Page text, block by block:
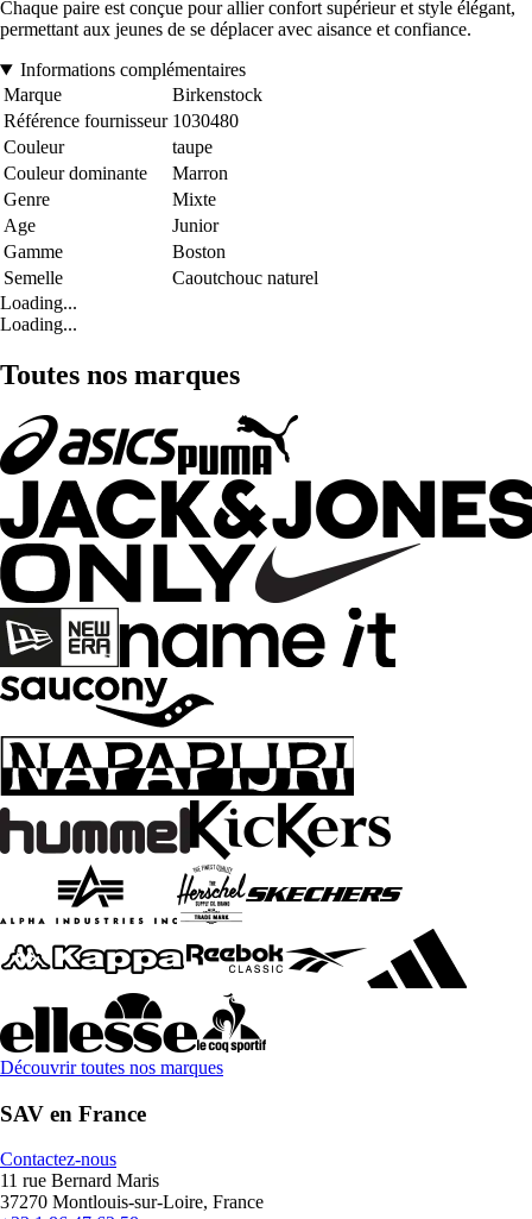
Chaque paire est conçue pour allier confort supérieur et style élégant,
permettant aux jeunes de se déplacer avec aisance et confiance.
Informations complémentaires
Marque
Birkenstock
Référence fournisseur 1030480
Couleur
taupe
Couleur dominante
Marron
Genre
Mixte
Age
Junior
Gamme
Boston
Semelle
Caoutchouc naturel
Loading...
Loading...
Toutes nos marques
Découvrir toutes nos marques
SAV en France
Contactez-nous
11 rue Bernard Maris
37270 Montlouis-sur-Loire, France